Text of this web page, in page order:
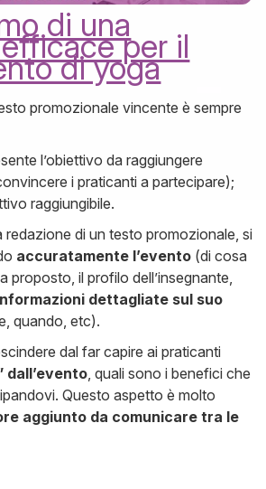
di una
per il
di yoga
promozionale vincente è sempre
l’obiettivo da raggiungere
i praticanti a partecipare);
raggiungibile.
redazione di un testo promozionale, si
accuratamente l’evento (di cosa
proposto, il profilo dell’insegnante,
dettagliate sul suo
quando, etc).
dal far capire ai praticanti
dall’evento , quali sono i benefici che
Questo aspetto è molto
aggiunto da comunicare tra le